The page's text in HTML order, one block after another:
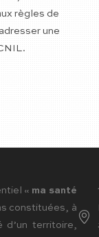
règles de
une
« ma santé
constituées, à
d’un territoire,